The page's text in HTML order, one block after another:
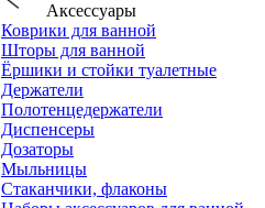
Аксессуары
Коврики для ванной
Шторы для ванной
Ёршики и стойки туалетные
Держатели
Полотенцедержатели
Диспенсеры
Дозаторы
Мыльницы
Стаканчики, флаконы